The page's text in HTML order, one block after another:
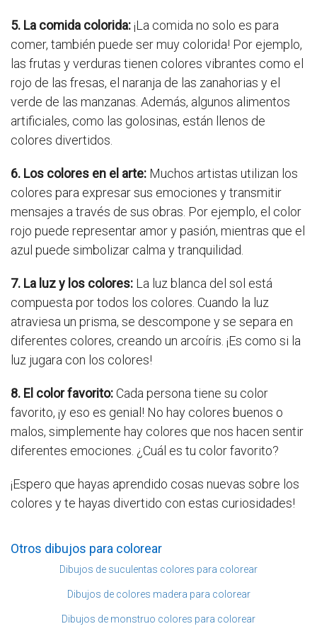
5. La comida colorida:¡La comida no solo es para
comer, también puede ser muy colorida! Por ejemplo,
las frutas y verduras tienen colores vibrantes como el
rojo de las fresas, el naranja de las zanahorias y el
verde de las manzanas. Además, algunos alimentos
artificiales, como las golosinas, están llenos de
colores divertidos.
6. Los colores en el arte: Muchos artistas utilizan los
colores para expresar sus emociones y transmitir
mensajes a través de sus obras. Por ejemplo, el color
rojo puede representar amor y pasión, mientras que el
azul puede simbolizar calma y tranquilidad.
7. La luz y los colores: La luz blanca del sol está
compuesta por todos los colores. Cuando la luz
atraviesa un prisma, se descompone y se separa en
diferentes colores, creando un arcoíris. ¡Es como si la
luz jugara con los colores!
8. El color favorito:Cada persona tiene su color
favorito, ¡y eso es genial! No hay colores buenos o
malos, simplemente hay colores que nos hacen sentir
diferentes emociones. ¿Cuál es tu color favorito?
¡Espero que hayas aprendido cosas nuevas sobre los
colores y te hayas divertido con estas curiosidades!
Otros dibujos para colorear
Dibujos de suculentas colores para colorear
Dibujos de colores madera para colorear
Dibujos de monstruo colores para colorear